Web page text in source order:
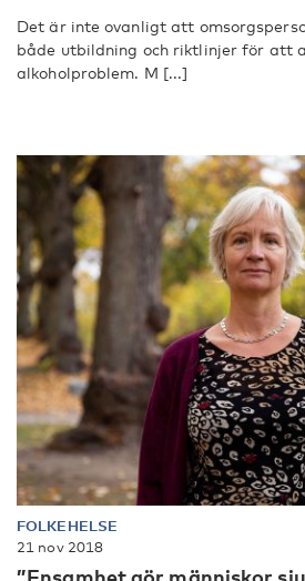
Det är inte ovanligt att
både utbildning och riktlinjer för att
alkoholproblem. M [...]
FOLKEHELSE
21 nov 2018